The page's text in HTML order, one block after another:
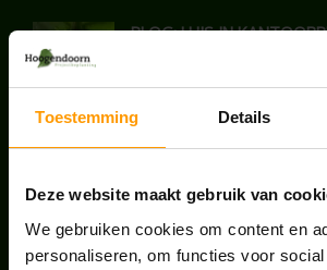
Toestemming Details
Deze website maakt gebruik van
We gebruiken cookies om content en
personaliseren, om functies voor
BLOG: LUIS IN
augustus 7, 2026
UNION HOUSE UTRECHT
ONS TEAM GROEIT